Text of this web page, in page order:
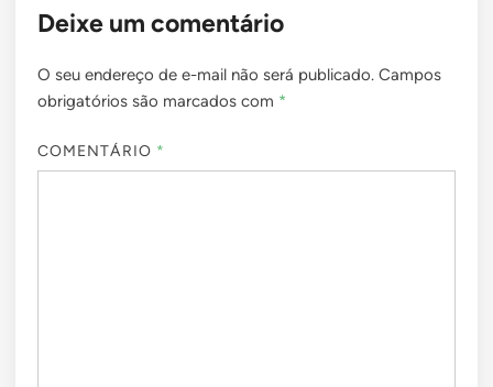
Deixe um comentário
O seu endereço de e-mail não será publicado. Campos
obrigatórios são marcados com *
COMENTÁRIO *